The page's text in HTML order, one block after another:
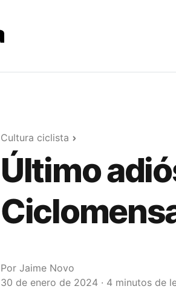
Cultura ciclista
Último
Por Jaime Novo
30 de enero de 2024 · 4 minutos de